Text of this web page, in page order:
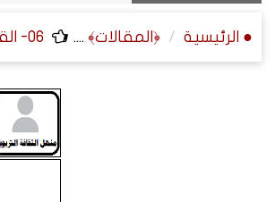
● الرئيسية ﴿المقالات﴾ .... 06- القسم السادس : الثقافة ﴿الزمنية - الإعلامية - العامة﴾.